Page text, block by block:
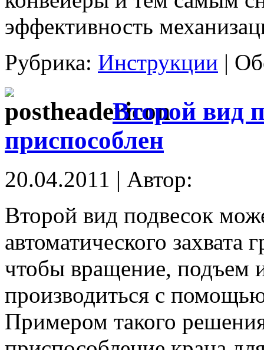
эффективность
Рубрика: Инструкции |
Второй вид
приспособлен
20.04.2011 | Автор:
Второй вид подвесок
автоматического захвата
чтобы вращение, подъем
производиться с
Примером такого